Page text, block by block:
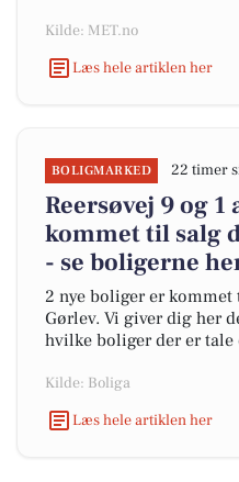
Kilde: MET.no
Læs hele artiklen her
BOLIGMARKED 22 timer
Reersøvej 9 og
kommet til salg
- se boligerne
2 nye boliger er kommet
Gørlev. Vi giver dig her
hvilke boliger der er tale
Kilde: Boliga
Læs hele artiklen her